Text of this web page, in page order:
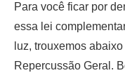
Para você ficar por
essa lei
luz, trouxemos
Repercussão Geral.